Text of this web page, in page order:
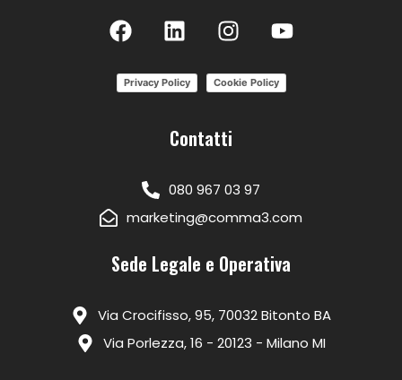
Privacy Policy Cookie Policy
Contatti
080 967 03 97
marketing@comma3.com
Sede Legale e Operativa
Via Crocifisso, 95, 70032 Bitonto BA
Via Porlezza, 16 - 20123 - Milano MI